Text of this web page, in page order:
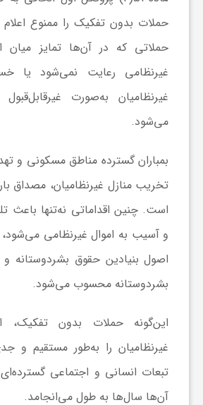
حملات بدون تفکیک را ممنوع
حملاتی که در آن‌ها تمایز
غیرنظامی رعایت نمی‌شود یا
غیرنظامیان به‌صورت
می‌شود.
بمباران گسترده مناطق مسکونی و
تخریب منازل غیرنظامیان، مصداق
است. چنین اقداماتی نه‌تنها باعث
و آسیب به اموال غیرنظامی
اصول بنیادین حقوق بشردوستانه و
بشردوستانه محسوب می‌شود.
این‌گونه حملات بدون
غیرنظامیان را به‌طور مستقیم و
تبعات انسانی و اجتماعی
آن‌ها سال‌ها به طول می‌انجامد.